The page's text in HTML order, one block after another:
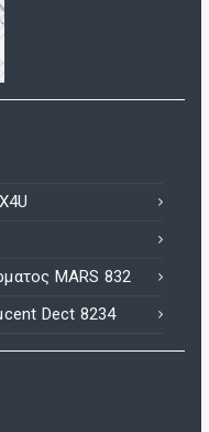
MARS 832
Dect 8234